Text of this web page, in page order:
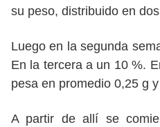
su peso, distribuido en
Luego en la segunda
En la tercera a un 10 %.
pesa en promedio 0,25 g
A partir de allí se